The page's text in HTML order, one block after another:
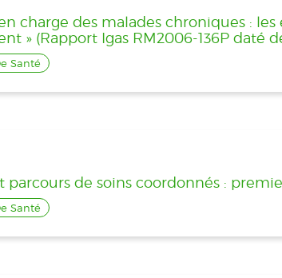
charge des malades chroniques :
» (Rapport Igas RM2006-136P daté
Santé
parcours de soins coordonnés :
Santé